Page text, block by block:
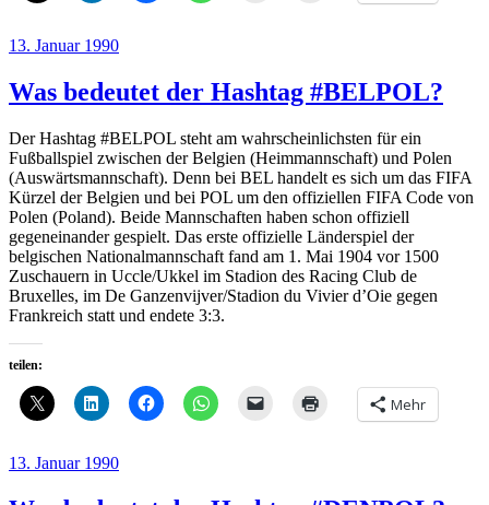
Veröffentlicht
13. Januar 1990
Was bedeutet der Hashtag #BELPOL?
Der Hashtag #BELPOL steht am wahrscheinlichsten für ein
Fußballspiel zwischen der Belgien (Heimmannschaft) und Polen
(Auswärtsmannschaft). Denn bei BEL handelt es sich um das FIFA
Kürzel der Belgien und bei POL um den offiziellen FIFA Code von
Polen (Poland). Beide Mannschaften haben schon offiziell
gegeneinander gespielt. Das erste offizielle Länderspiel der
belgischen Nationalmannschaft fand am 1. Mai 1904 vor 1500
Zuschauern in Uccle/Ukkel im Stadion des Racing Club de
Bruxelles, im De Ganzenvijver/Stadion du Vivier d’Oie gegen
Frankreich statt und endete 3:3.
teilen:
Mehr
Veröffentlicht
13. Januar 1990